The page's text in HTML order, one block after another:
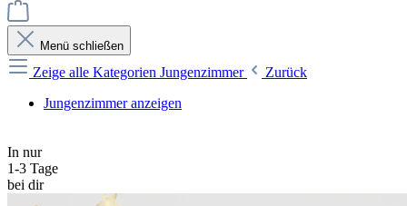
Menü schließen
Zeige alle Kategorien Jungenzimmer
Zurück
Jungenzimmer anzeigen
In nur
1-3 Tage
bei dir